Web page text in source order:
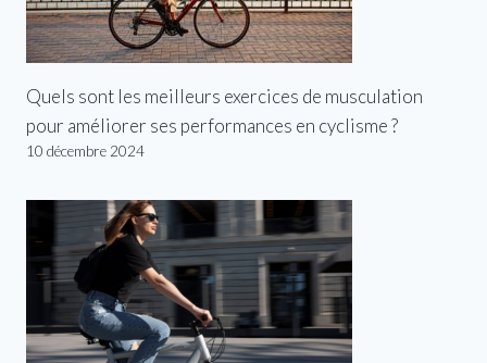
Quels sont les meilleurs exercices de musculation
pour améliorer ses performances en cyclisme ?
10 décembre 2024